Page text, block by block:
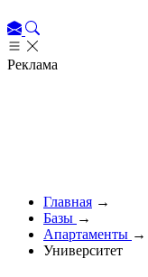
Реклама
Главная →
Базы →
Апартаменты →
Университет